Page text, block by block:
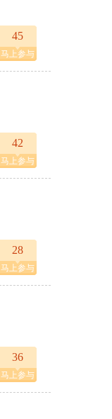
45
马上参与
42
马上参与
28
马上参与
36
马上参与